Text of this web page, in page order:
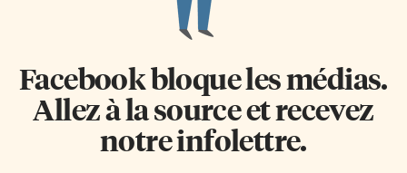
Facebook bloque les médias.
Allez à la source et recevez
notre infolettre.